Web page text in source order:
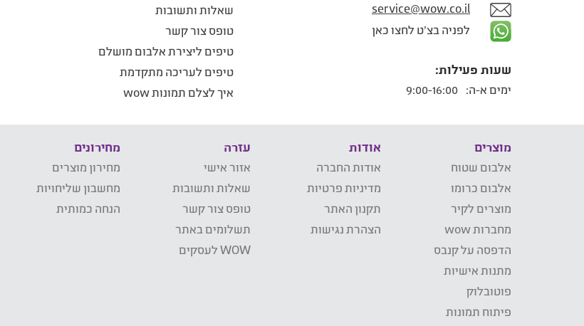
service@wow.co.il
לפניה בצ'ט לחצו כאן
שעות פעילות:
ימים א-ה:
שאלות ותשובות
טופס צור קשר
טיפים ליצירת אלבום מושלם
טיפים לעריכה מתקדמת
איך לצלם תמונות wow
מוצרים
אלבום שטוח
אלבום כרומו
מוצרים לקיר
מחברות wow
הדפסה על קנבס
מתנות אישיות
פוטובלוק
פיתוח תמונות
אודות
אודות החברה
מדיניות פרטיות
תקנון האתר
הצהרת נגישות
עזרה
אזור אישי
שאלות ותשובות
טופס צור קשר
תשלומים באתר
WOW לעסקים
מחירונים
מחירון מוצרים
מחשבון שליחויות
הנחה כמותית